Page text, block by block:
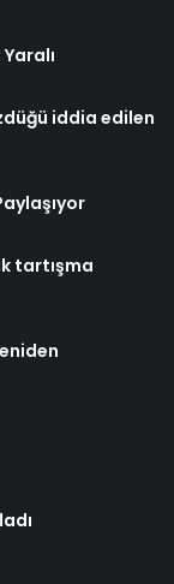
iddia edilen
tartışma